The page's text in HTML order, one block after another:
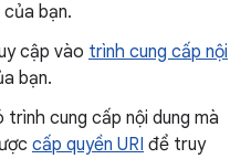
bạn.
cập vào trình cung cấp nội
bạn.
cung cấp nội dung mà
cấp quyền URI để truy